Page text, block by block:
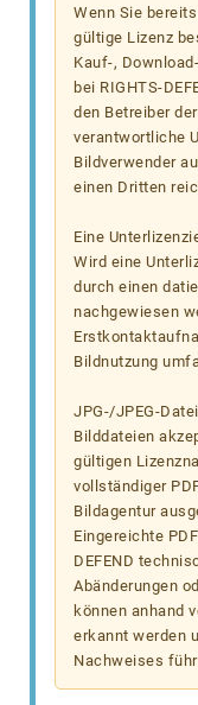
Wenn Sie
gültige Lizenz
Kauf-,
bei RIGHTS-
den Betreiber
verantwortliche
Bildverwender
einen Dritten
Eine
Wird eine
durch einen
nachgewiesen
Bildnutzung
JPG-/JPEG-
Bilddateien
gültigen
vollständiger
Bildagentur
Eingereichte
DEFEND
Abänderungen
können anhand
erkannt werden
Nachweises